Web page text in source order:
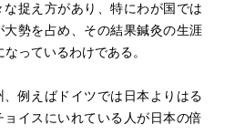
捉え方があり、特にわが国では
勢を占め、その結果鍼灸の生涯
っているわけである。
、例えばドイツでは日本よりはる
イスにいれている人が日本の倍